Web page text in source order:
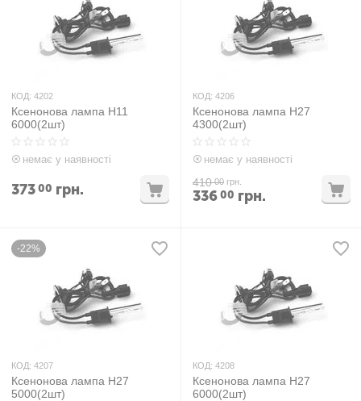
КОД: 4202
Ксенонова лампа H11
6000(2шт)
немає у наявності
37300 грн.
КОД: 4206
Ксенонова лампа H27
4300(2шт)
немає у наявності
410 00 грн.
33600 грн.
-22%
КОД: 4207
Ксенонова лампа H27
5000(2шт)
КОД: 4208
Ксенонова лампа H27
6000(2шт)